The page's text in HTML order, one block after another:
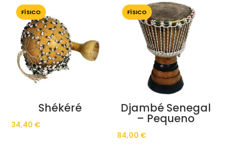
FÍSICO
Shékéré
34,40 €
FÍSICO
Djambé Senegal
– Pequeno
84,00 €